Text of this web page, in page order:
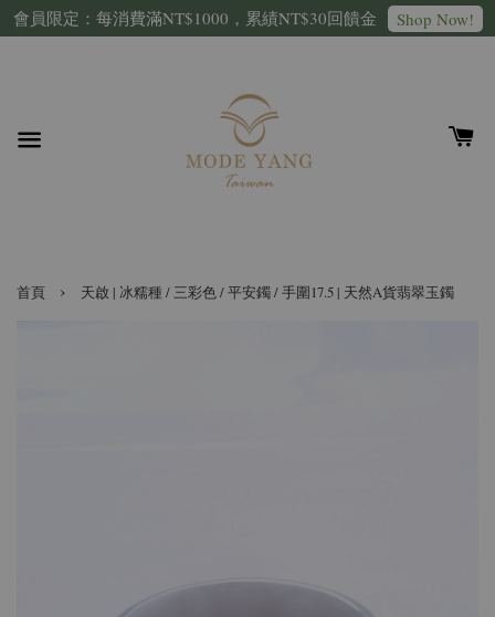
會員限定：每消費滿NT$1000，累績NT$30回饋金 Shop Now!
首頁 › 天啟 | 冰糯種 / 三彩色 / 平安鐲 / 手圍17.5 | 天然A貨翡翠玉鐲